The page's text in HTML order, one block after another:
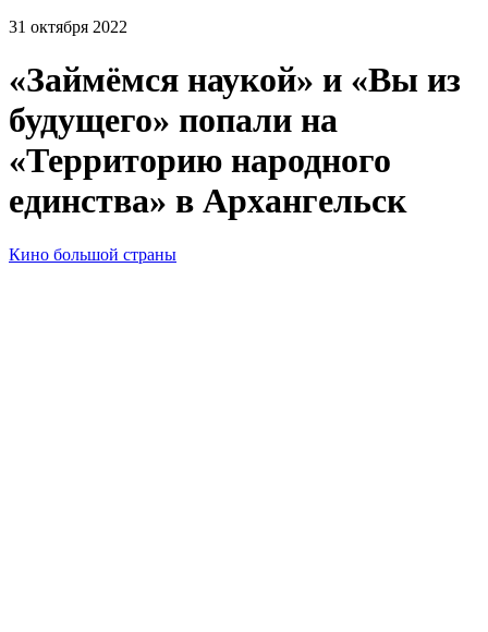
31 октября 2022
«Займёмся наукой» и «Вы из
будущего» попали на
«Территорию народного
единства» в Архангельск
Кино большой страны